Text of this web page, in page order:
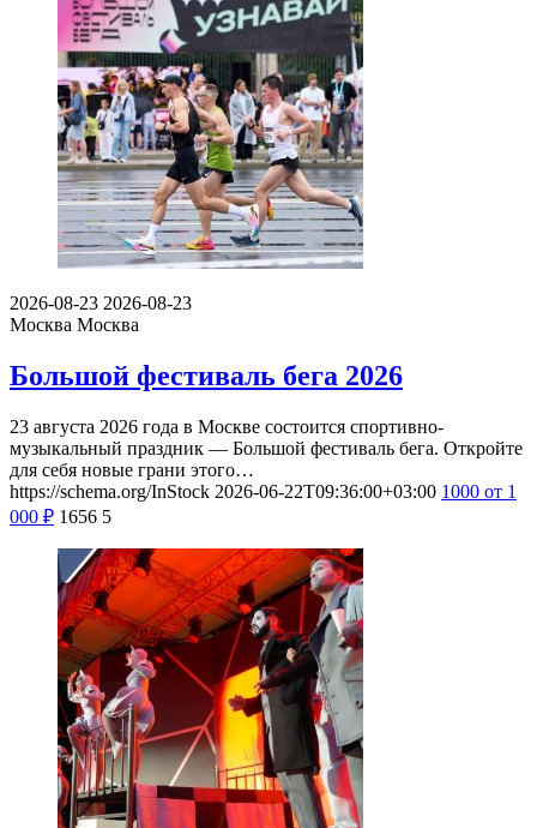
2026-08-23 2026-08-23
Москва Москва
Большой фестиваль бега 2026
23 августа 2026 года в Москве состоится спортивно-
музыкальный праздник — Большой фестиваль бега. Откройте
для себя новые грани этого…
https://schema.org/InStock 2026-06-22T09:36:00+03:00 1000 от 1
000 ₽ 1656 5